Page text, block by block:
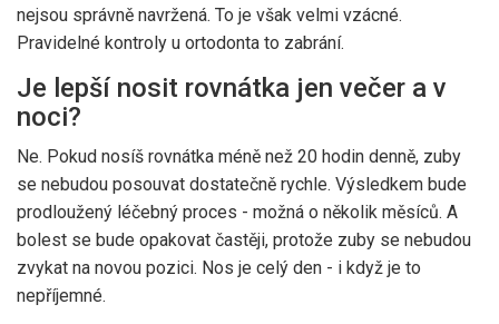
nejsou správně navržená. To je však velmi vzácné.
Pravidelné kontroly u ortodonta to zabrání.
Je lepší nosit rovnátka jen večer a v
noci?
Ne. Pokud nosíš rovnátka méně než 20 hodin denně, zuby
se nebudou posouvat dostatečně rychle. Výsledkem bude
prodloužený léčebný proces - možná o několik měsíců. A
bolest se bude opakovat častěji, protože zuby se nebudou
zvykat na novou pozici. Nos je celý den - i když je to
nepříjemné.